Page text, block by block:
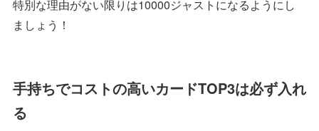
特別な理由がない限りは10000ジャストになるようにし
ましょう！
手持ちでコストの高いカードTOP3は必ず入れ
る